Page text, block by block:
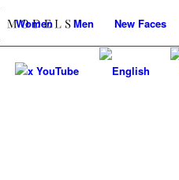
Women Men New Faces
x YouTube